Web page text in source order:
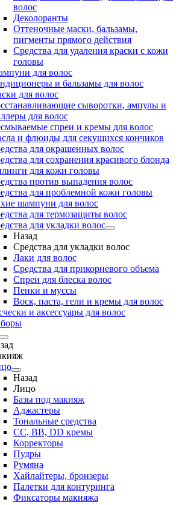
волос
Деколоранты
Оттеночные маски, бальзамы,
пигменты прямого действия
Средства для удаления краски с кожи
головы
для волос
и бальзамы для волос
для волос
сыворотки, ампулы и
для волос
спреи и кремы для волос
и флюиды для секущихся кончиков
для окрашенных волос
для сохранения красивого блонда
для кожи головы
против выпадения волос
для проблемной кожи головы
шампуни для волос
для термозащиты волос
для укладки волос
Назад
Средства для укладки волос
Лаки для волос
Средства для прикорневого объема
Спреи для блеска волос
Пенки и муссы
Воск, паста, гели и кремы для волос
и аксессуары для волос
Назад
Лицо
Базы под макияж
Аджастеры
Тональные средства
CC, BB, DD кремы
Корректоры
Пудры
Румяна
Хайлайтеры, бронзеры
Палетки для контуринга
Фиксаторы макияжа